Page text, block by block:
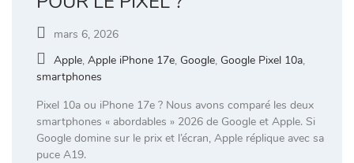
mars 6, 2026
Apple, Apple iPhone 17e, Google, Google Pixel 10a,
smartphones
Pixel 10a ou iPhone 17e ? Nous avons comparé les deux
smartphones « abordables » 2026 de Google et Apple. Si
Google domine sur le prix et l’écran, Apple réplique avec sa
puce A19.